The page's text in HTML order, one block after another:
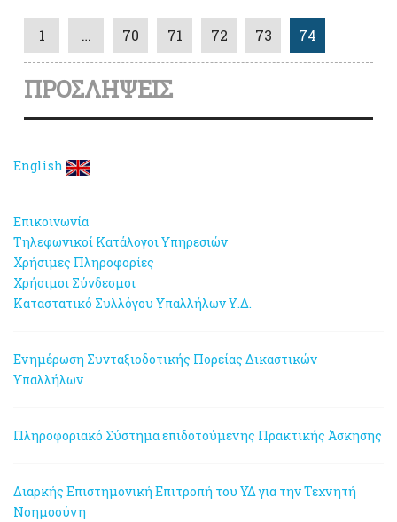
1 … 70 71 72 73 74
ΠΡΟΣΛΗΨΕΙΣ
English
Επικοινωνία
Τηλεφωνικοί Κατάλογοι Υπηρεσιών
Χρήσιμες Πληροφορίες
Χρήσιμοι Σύνδεσμοι
Καταστατικό Συλλόγου Υπαλλήλων Υ.Δ.
Ενημέρωση Συνταξιοδοτικής Πορείας Δικαστικών
Υπαλλήλων
Πληροφοριακό Σύστημα επιδοτούμενης Πρακτικής Άσκησης
Διαρκής Επιστημονική Επιτροπή του ΥΔ για την Τεχνητή
Νοημοσύνη